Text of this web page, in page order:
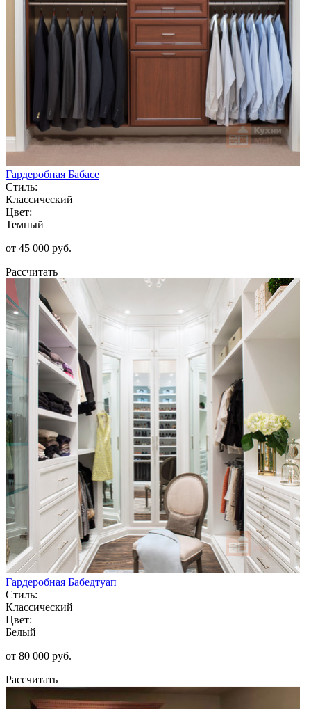
Гардеробная Бабасе
Стиль:
Классический
Цвет:
Темный
от 45 000 руб.
Рассчитать
Гардеробная Бабедтуап
Стиль:
Классический
Цвет:
Белый
от 80 000 руб.
Рассчитать